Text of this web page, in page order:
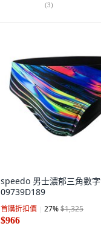
(3)
speedo 男士濃郁三角數
09739D189
首購折扣價 27%$1,325
$966